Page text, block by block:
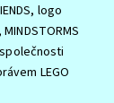
logo
MINDSTORMS
LEGO